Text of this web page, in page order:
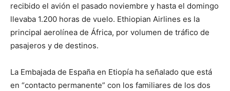
recibido el avión el pasado noviembre y hasta el domingo
llevaba 1.200 horas de vuelo. Ethiopian Airlines es la
principal aerolínea de África, por volumen de tráfico de
pasajeros y de destinos.
La Embajada de España en Etiopía ha señalado que está
en “contacto permanente” con los familiares de los dos